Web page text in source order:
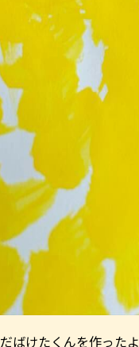
ばけたくんを作ったよ